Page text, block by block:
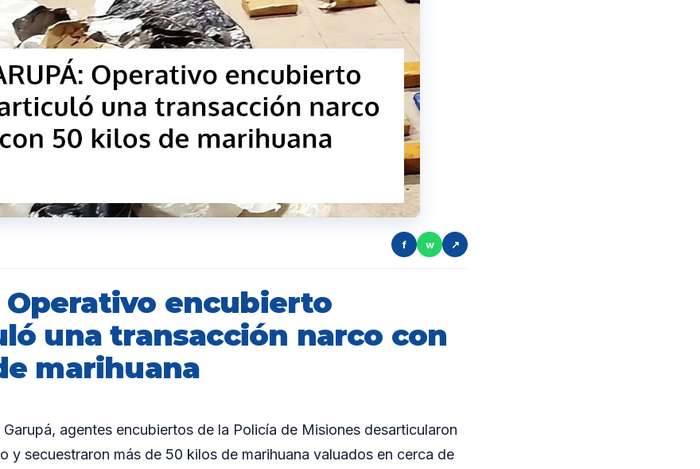
f w ↗
Operativo encubierto
una transacción narco con
marihuana
Garupá, agentes encubiertos de la Policía de Misiones desarticularon
y secuestraron más de 50 kilos de marihuana valuados en cerca de